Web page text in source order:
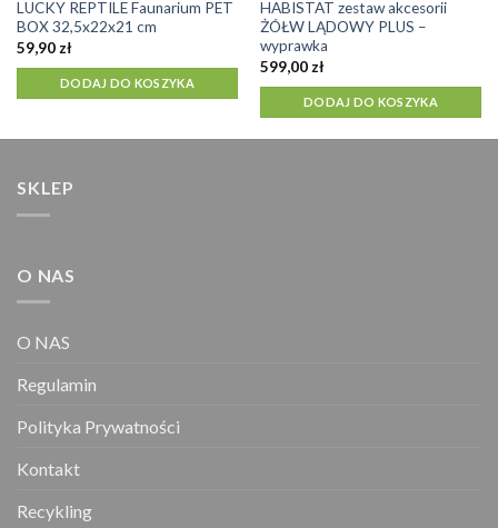
LUCKY REPTILE Faunarium PET
BOX 32,5x22x21 cm
59,90 zł
DODAJ DO KOSZYKA
HABISTAT zestaw akcesorii
ŻÓŁW LĄDOWY PLUS –
wyprawka
599,00 zł
DODAJ DO KOSZYKA
SKLEP
O NAS
O NAS
Regulamin
Polityka Prywatności
Kontakt
Recykling